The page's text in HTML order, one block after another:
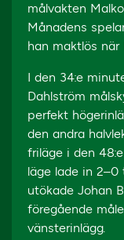
målvakten
Månadens
han maktlös när
I den 34:e
Dahlström
perfekt
den andra
friläge i den
läge lade in 2–0
utökade Johan
föregående
vänsterinlägg.